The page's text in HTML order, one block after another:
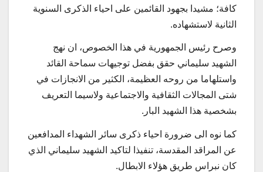
كافة؛ مشيدا بجهود القائمين على احياء الذكرى السنوية
الثانية لاستشهاده.
وصرح رئيس الجمهورية في هذا الخصوص، ان نهج
الشهيد سليماني حقق بفضل توجيهات سماحة القائد
واستلهاما من روحه العظيمة، الكثير من الانجازات في
شتى المجالات الثقافية والاجتماعية ولاسيما التعريف
بشخصية هذا الشهيد البار.
كما نوه الى ضرورة احياء ذكرى سائر الشهداء المدافعين
عن المراقد المقدسة، تنفيذا لتاكيد الشهيد سليماني الذي
كان نبراس طريق هؤلاء الابطال.